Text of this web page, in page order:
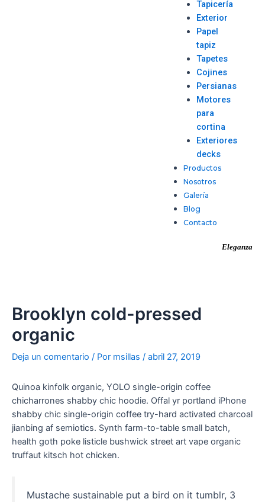
Tapicería
Exterior
Papel
tapiz
Tapetes
Cojines
Persianas
Motores
para
cortina
Exteriores
decks
Productos
Nosotros
Galería
Blog
Contacto
Eleganza
Brooklyn cold-pressed
organic
Deja un comentario / Por msillas / abril 27, 2019
Quinoa kinfolk organic, YOLO single-origin coffee
chicharrones shabby chic hoodie. Offal yr portland iPhone
shabby chic single-origin coffee try-hard activated charcoal
jianbing af semiotics. Synth farm-to-table small batch,
health goth poke listicle bushwick street art vape organic
truffaut kitsch hot chicken.
Mustache sustainable put a bird on it tumblr, 3